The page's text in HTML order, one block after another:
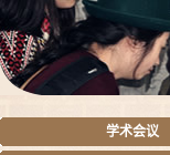
学术会议